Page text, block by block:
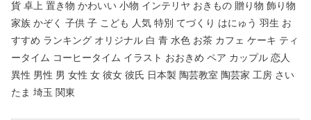
貨 卓上 置き物 かわいい 小物 インテリヤ おきもの 贈り物 飾り物
家族 かぞく 子供 子 こども 人気 特別 てづくり はにゅう 羽生 お
すすめ ランキング オリジナル 白 青 水色 お茶 カフェ ケーキ ティ
ータイム コーヒータイム イラスト おおきめ ペア カップル 恋人
異性 男性 男 女性 女 彼女 彼氏 日本製 陶芸教室 陶芸家 工房 さい
たま 埼玉 関東